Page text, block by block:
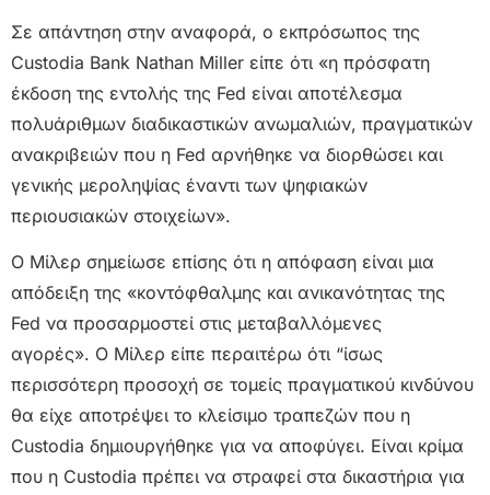
Σε απάντηση στην αναφορά, ο εκπρόσωπος της
Custodia Bank Nathan Miller είπε ότι «η πρόσφατη
έκδοση της εντολής της Fed είναι αποτέλεσμα
πολυάριθμων διαδικαστικών ανωμαλιών, πραγματικών
ανακριβειών που η Fed αρνήθηκε να διορθώσει και
γενικής μεροληψίας έναντι των ψηφιακών
περιουσιακών στοιχείων».
Ο Μίλερ σημείωσε επίσης ότι η απόφαση είναι μια
απόδειξη της «κοντόφθαλμης και ανικανότητας της
Fed να προσαρμοστεί στις μεταβαλλόμενες
αγορές». Ο Μίλερ είπε περαιτέρω ότι “ίσως
περισσότερη προσοχή σε τομείς πραγματικού κινδύνου
θα είχε αποτρέψει το κλείσιμο τραπεζών που η
Custodia δημιουργήθηκε για να αποφύγει. Είναι κρίμα
που η Custodia πρέπει να στραφεί στα δικαστήρια για